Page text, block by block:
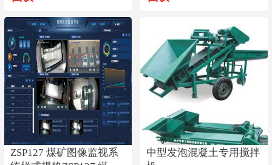
ZSP127 煤矿图像监视系
中型发泡混凝土专用搅拌